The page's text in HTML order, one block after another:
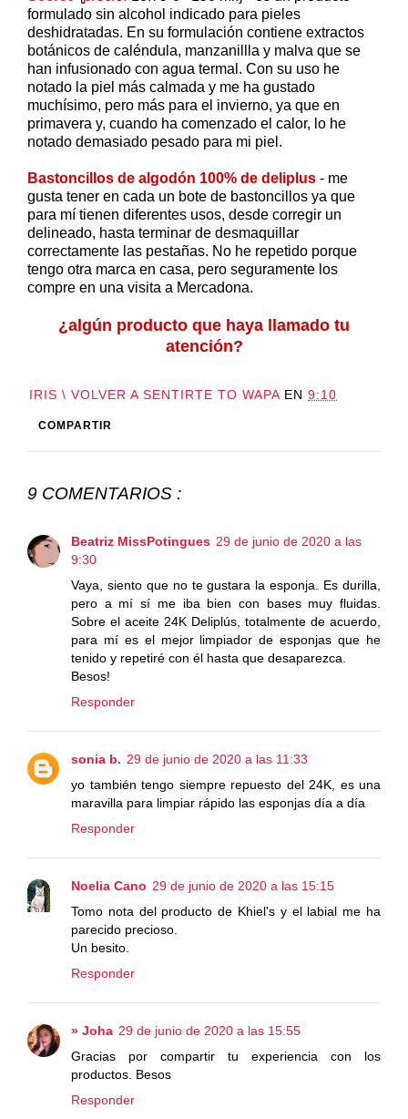
formulado sin alcohol indicado para pieles
deshidratadas. En su formulación contiene extractos
botánicos de caléndula, manzanillla y malva que se
han infusionado con agua termal. Con su uso he
notado la piel más calmada y me ha gustado
muchísimo, pero más para el invierno, ya que en
primavera y, cuando ha comenzado el calor, lo he
notado demasiado pesado para mi piel.
Bastoncillos de algodón 100% de deliplus - me
gusta tener en cada un bote de bastoncillos ya que
para mí tienen diferentes usos, desde corregir un
delineado, hasta terminar de desmaquillar
correctamente las pestañas. No he repetido porque
tengo otra marca en casa, pero seguramente los
compre en una visita a Mercadona.
¿algún producto que haya llamado tu
atención?
IRIS \ VOLVER A SENTIRTE TO WAPA EN 9:10
COMPARTIR
9 COMENTARIOS :
Beatriz MissPotingues 29 de junio de 2020 a las
9:30
Vaya, siento que no te gustara la esponja. Es durilla,
pero a mí sí me iba bien con bases muy fluidas.
Sobre el aceite 24K Deliplús, totalmente de acuerdo,
para mí es el mejor limpiador de esponjas que he
tenido y repetiré con él hasta que desaparezca.
Besos!
Responder
sonia b. 29 de junio de 2020 a las 11:33
yo también tengo siempre repuesto del 24K, es una
maravilla para limpiar rápido las esponjas día a día
Responder
Noelia Cano 29 de junio de 2020 a las 15:15
Tomo nota del producto de Khiel's y el labial me ha
parecido precioso.
Un besito.
Responder
» Joha 29 de junio de 2020 a las 15:55
Gracias por compartir tu experiencia con los
productos. Besos
Responder